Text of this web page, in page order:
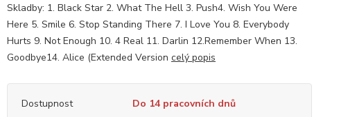
Skladby: 1. Black Star 2. What The Hell 3. Push4. Wish You Were
Here 5. Smile 6. Stop Standing There 7. I Love You 8. Everybody
Hurts 9. Not Enough 10. 4 Real 11. Darlin 12.Remember When 13.
Goodbye14. Alice (Extended Version celý popis
Dostupnost Do 14 pracovních dnů